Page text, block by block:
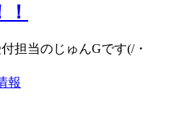
担当のじゅんGです(/・
報